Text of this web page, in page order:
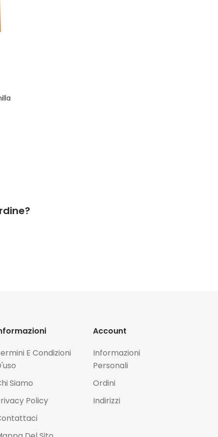
E Condizioni
Siamo
Policy
Account
Informazioni
Personali
Ordini
Indirizzi